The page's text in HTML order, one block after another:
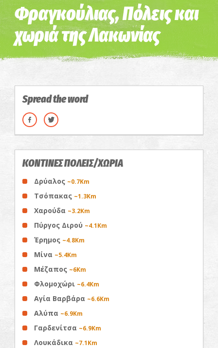
Η εικόνα ενδέχεται να υπόκειται σε πνευματικά δικαιώματα Όροι
Φραγκούλιας, Πόλεις και
χωριά της Λακωνίας
Spread the word
ΚΟΝΤΙΝΕΣ ΠΟΛΕΙΣ/ΧΩΡΙΑ
Δρύαλος ~0.7Km
Τσόπακας ~1.3Km
Χαρούδα ~3.2Km
Πύργος Διρού ~4.1Km
Έρημος ~4.8Km
Μίνα ~5.4Km
Μέζαπος ~6Km
Φλομοχώρι ~6.4Km
Αγία Βαρβάρα ~6.6Km
Αλύπα ~6.9Km
Γαρδενίτσα ~6.9Km
Λουκάδικα ~7.1Km